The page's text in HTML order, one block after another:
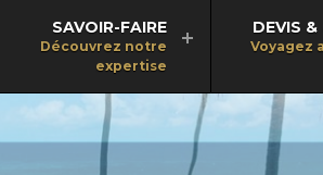
SAVOIR-FAIRE
Découvrez notre
expertise
DEVIS
Voyagez